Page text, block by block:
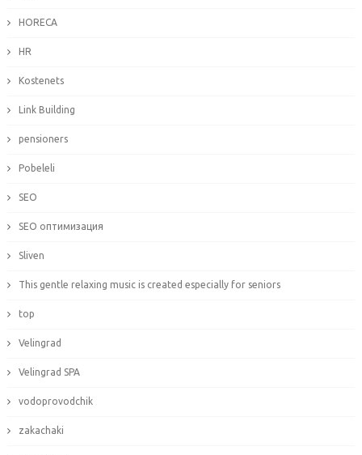
HORECA
HR
Kostenets
Link Building
pensioners
Pobeleli
SEO
SEO оптимизация
Sliven
This gentle relaxing music is created especially for seniors
top
Velingrad
Velingrad SPA
vodoprovodchik
zakachaki